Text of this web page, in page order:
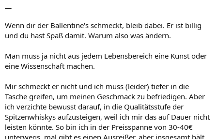
Wenn dir der Ballentine's schmeckt, bleib dabei. Er ist billig
und du hast Spaß damit. Warum also was ändern.
Man muss ja nicht aus jedem Lebensbereich eine Kunst oder
eine Wissenschaft machen.
Mir schmeckt er nicht und ich muss (leider) tiefer in die
Tasche greifen, um meinen Geschmack zu befriedigen. Aber
ich verzichte bewusst darauf, in die Qualitätsstufe der
Spitzenwhiskys aufzusteigen, weil ich mir das auf Dauer nicht
leisten könnte. So bin ich in der Preisspanne von 30-40€
unterwegs, mal gibt es einen Ausreißer, aber insgesamt hält